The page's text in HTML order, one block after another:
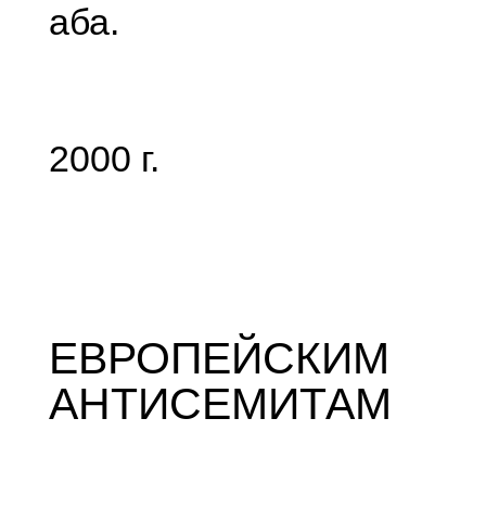
аба.
2000 г.
ЕВРОПЕЙСКИМ
АНТИСЕМИТАМ